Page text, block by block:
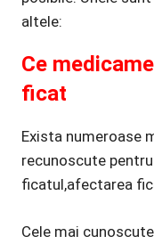
altele:
Ce
ficat
Exista numeroase
recunoscute
ficatul,afectarea
Cele mai cunoscute